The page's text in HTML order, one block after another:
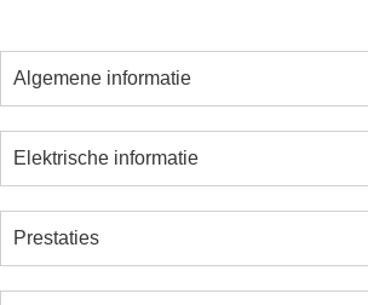
Algemene informatie
Elektrische informatie
Prestaties